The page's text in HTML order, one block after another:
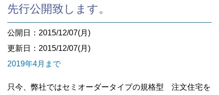
先行公開致します。
公開日：2015/12/07(月)
更新日：2015/12/07(月)
2019年4月まで
只今、弊社ではセミオーダータイプの規格型 注文住宅を